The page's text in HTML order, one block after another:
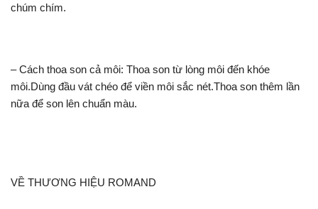
chúm chím.
– Cách thoa son cả môi: Thoa son từ lòng môi đến khóe
môi.Dùng đầu vát chéo để viền môi sắc nét.Thoa son thêm lần
nữa để son lên chuẩn màu.
VỀ THƯƠNG HIỆU ROMAND